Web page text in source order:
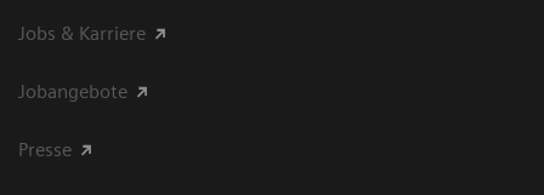
Jobs & Karriere
Jobangebote
Presse